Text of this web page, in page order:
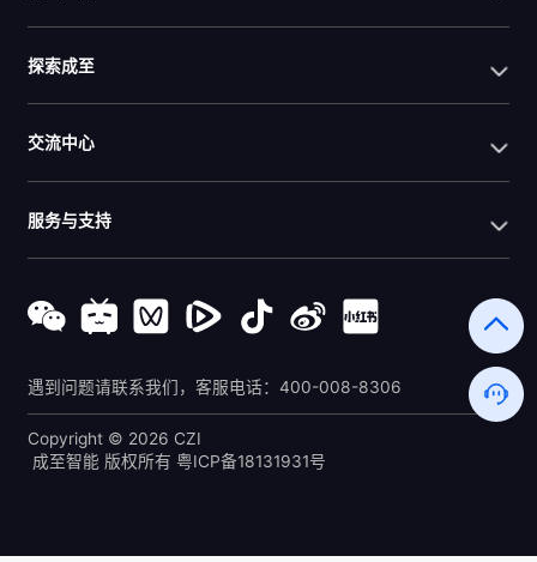
探索成至
交流中心
服务与支持
遇到问题请联系我们，客服电话：400-008-8306
Copyright © 2026 CZI
成至智能 版权所有 粤ICP备18131931号